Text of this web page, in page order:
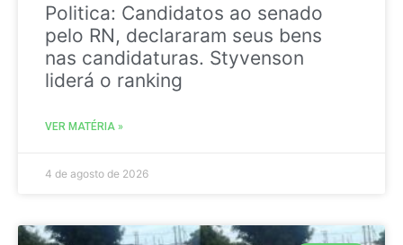
Politica: Candidatos ao senado
pelo RN, declararam seus bens
nas candidaturas. Styvenson
liderá o ranking
VER MATÉRIA »
4 de agosto de 2026